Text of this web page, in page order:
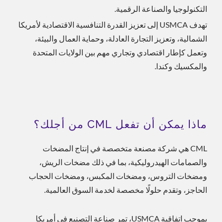
التكنولوجيا والصناعة الرقمية.
تهدف USMCA إلى تعزيز القدرة التنافسية الاقتصادية لأمريكا
الشمالية، وتعزيز التجارة العادلة، وحماية العمال والبيئة،
وتعمل كإطار اقتصادي وتجاري مهم بين الولايات المتحدة
والمكسيك وكندا.
ماذا يمكن أن تفعل CML من أجلك؟
CML هي شركة مصنعة متخصصة في إنتاج المضخات
والصمامات الهيدروليكية، بما في ذلك مضخات الريش،
ومضخات التروس، ومضخات المكبس، ومضخات الحجاب
الحاجز، وتقدم حلولًا مخصصة لخدمة السوق العالمية.
بموجب اتفاقية USMCA، تمر صناعة التصنيع في أمريكا